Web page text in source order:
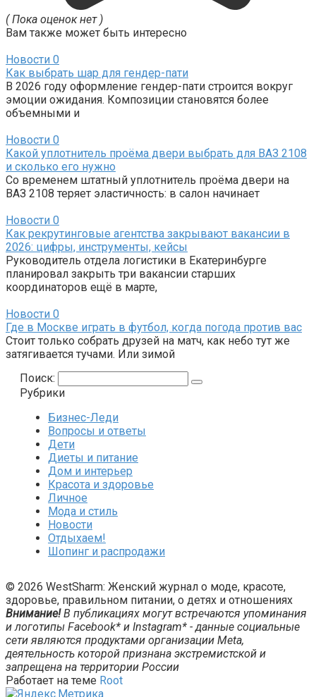
( Пока оценок нет )
Вам также может быть интересно
Новости 0
Как выбрать шар для гендер-пати
В 2026 году оформление гендер-пати строится вокруг
эмоции ожидания. Композиции становятся более
объемными и
Новости 0
Какой уплотнитель проёма двери выбрать для ВАЗ 2108
и сколько его нужно
Со временем штатный уплотнитель проёма двери на
ВАЗ 2108 теряет эластичность: в салон начинает
Новости 0
Как рекрутинговые агентства закрывают вакансии в
2026: цифры, инструменты, кейсы
Руководитель отдела логистики в Екатеринбурге
планировал закрыть три вакансии старших
координаторов ещё в марте,
Новости 0
Где в Москве играть в футбол, когда погода против вас
Стоит только собрать друзей на матч, как небо тут же
затягивается тучами. Или зимой
Поиск:
Рубрики
Бизнес-Леди
Вопросы и ответы
Дети
Диеты и питание
Дом и интерьер
Красота и здоровье
Личное
Мода и стиль
Новости
Отдыхаем!
Шопинг и распродажи
© 2026 WestSharm: Женский журнал о моде, красоте,
здоровье, правильном питании, о детях и отношениях
Внимание!В публикациях могут встречаются упоминания
и логотипы Facebook* и Instagram* - данные социальные
сети являются продуктами организации Meta,
деятельность которой признана экстремистской и
запрещена на территории России
Работает на теме Root